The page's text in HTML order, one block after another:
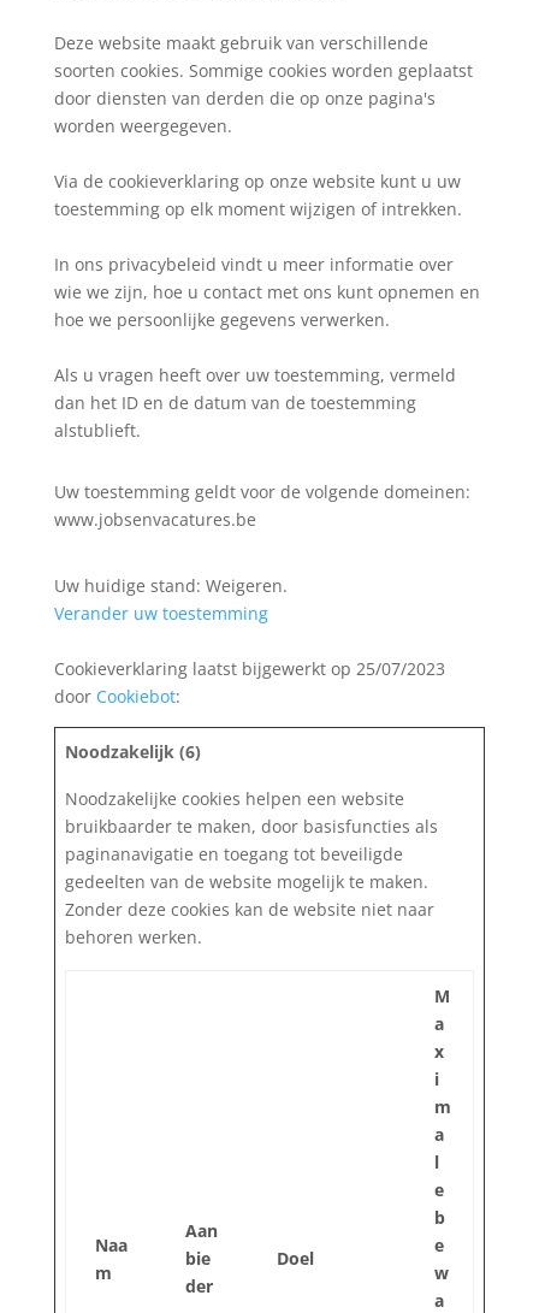
Deze website maakt gebruik van verschillende
soorten cookies. Sommige cookies worden geplaatst
door diensten van derden die op onze pagina's
worden weergegeven.
Via de cookieverklaring op onze website kunt u uw
toestemming op elk moment wijzigen of intrekken.
In ons privacybeleid vindt u meer informatie over
wie we zijn, hoe u contact met ons kunt opnemen en
hoe we persoonlijke gegevens verwerken.
Als u vragen heeft over uw toestemming, vermeld
dan het ID en de datum van de toestemming
alstublieft.
Uw toestemming geldt voor de volgende domeinen:
www.jobsenvacatures.be
Uw huidige stand: Weigeren.
Verander uw toestemming
Cookieverklaring laatst bijgewerkt op 25/07/2023
door Cookiebot:
Noodzakelijk (6)
Noodzakelijke cookies helpen een website
bruikbaarder te maken, door basisfuncties als
paginanavigatie en toegang tot beveiligde
gedeelten van de website mogelijk te maken.
Zonder deze cookies kan de website niet naar
behoren werken.
Naa
m
Aan
bie
der
Doel
M
a
x
i
m
a
l
e
b
e
w
a